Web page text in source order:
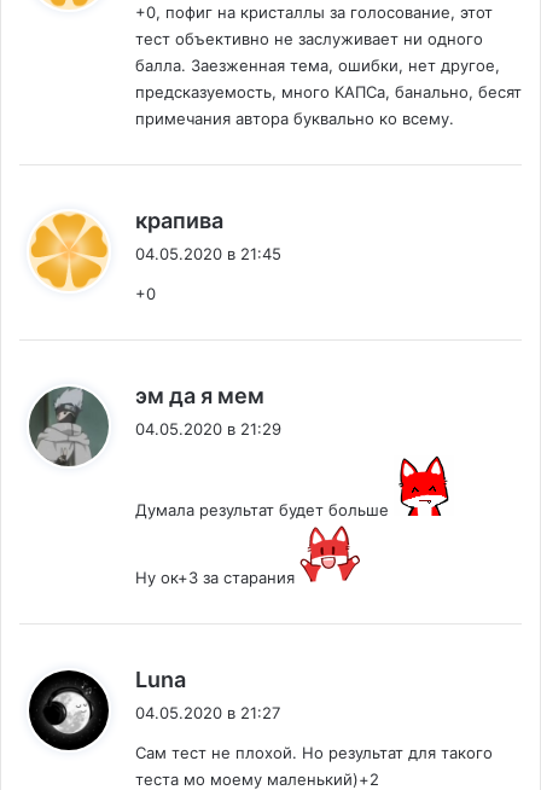
+0, пофиг на кристаллы за голосование, этот
тест объективно не заслуживает ни одного
балла. Заезженная тема, ошибки, нет другое,
предсказуемость, много КАПСа, банально, бесят
примечания автора буквально ко всему.
крапива
04.05.2020 в 21:45
+0
эм да я мем
04.05.2020 в 21:29
Думала результат будет больше
Ну ок+3 за старания
Luna
04.05.2020 в 21:27
Сам тест не плохой. Но результат для такого
теста мо моему маленький)+2